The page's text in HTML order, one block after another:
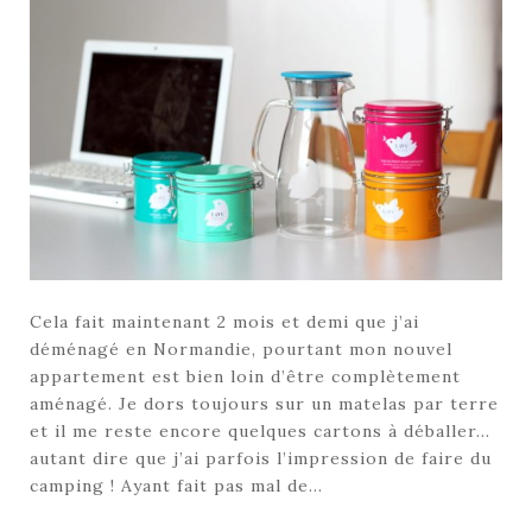
Cela fait maintenant 2 mois et demi que j’ai
déménagé en Normandie, pourtant mon nouvel
appartement est bien loin d’être complètement
aménagé. Je dors toujours sur un matelas par terre
et il me reste encore quelques cartons à déballer…
autant dire que j’ai parfois l’impression de faire du
camping ! Ayant fait pas mal de…